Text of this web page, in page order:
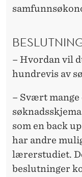
– Hvordan vil
hundrevis av
– Svært
som en back
har andre
lærerstudiet.
beslutninger